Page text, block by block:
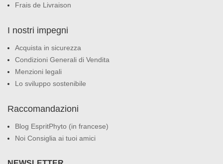
Frais de Livraison
I nostri impegni
Acquista in sicurezza
Condizioni Generali di Vendita
Menzioni legali
Lo sviluppo sostenibile
Raccomandazioni
Blog EspritPhyto (in francese)
Noi Consiglia ai tuoi amici